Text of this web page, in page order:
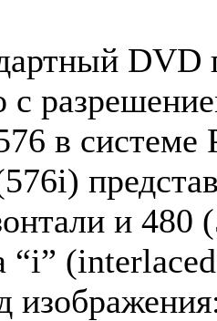
DVD
с
в
и 480
“i”